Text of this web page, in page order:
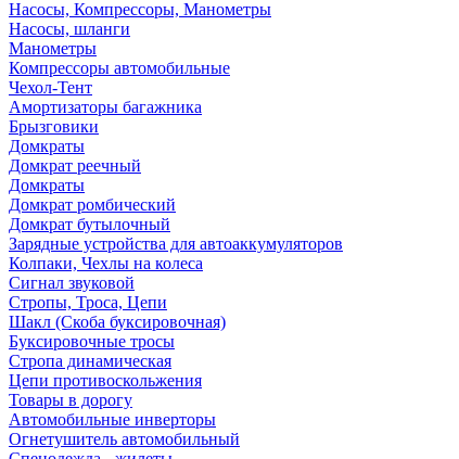
Насосы, Компрессоры, Манометры
Насосы, шланги
Манометры
Компрессоры автомобильные
Чехол-Тент
Амортизаторы багажника
Брызговики
Домкраты
Домкрат реечный
Домкраты
Домкрат ромбический
Домкрат бутылочный
Зарядные устройства для автоаккумуляторов
Колпаки, Чехлы на колеса
Сигнал звуковой
Стропы, Троса, Цепи
Шакл (Скоба буксировочная)
Буксировочные тросы
Стропа динамическая
Цепи противоскольжения
Товары в дорогу
Автомобильные инверторы
Огнетушитель автомобильный